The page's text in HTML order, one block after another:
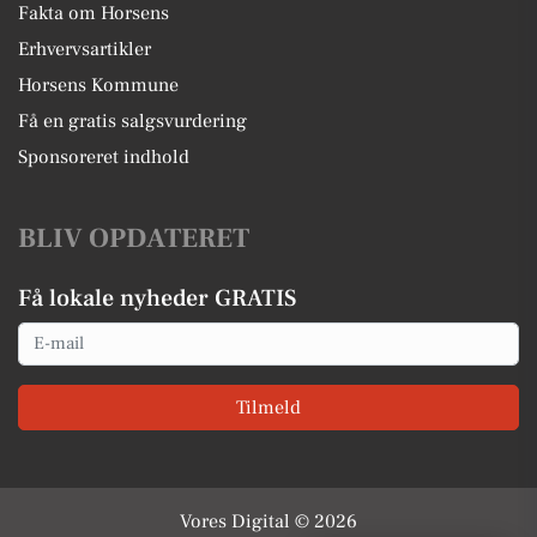
skyldtes blandt andet opførelsen af større fabrikker og
industrielle anlæg, som betød flere tilflyttere på grund af
har Horsens kun oplevet en stigende befolkningsvækst,
Dette kan du opleve i Horsens
I Horsens har du mulighed for at få en masse spændende
oplevelser, uanset om du foretrækker natur, shopping eller
kan du besøge det historiske Jørgensens Hotel, som er
næsten 200 år gammelt. Du kan overnatte på det gamle,
Fakta om Horsens
Erhvervsartikler
Horsens Kommune
Få en gratis salgsvurdering
Sponsoreret indhold
BLIV OPDATERET
Få lokale nyheder GRATIS
Email
Tilmeld
Vores Digital © 2026